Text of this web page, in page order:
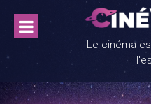
content
Le cinéma